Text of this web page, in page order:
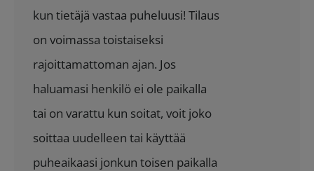
kun tietäjä vastaa puheluusi! Tilaus
on voimassa toistaiseksi
rajoittamattoman ajan. Jos
haluamasi henkilö ei ole paikalla
tai on varattu kun soitat, voit joko
soittaa uudelleen tai käyttää
puheaikaasi jonkun toisen paikalla